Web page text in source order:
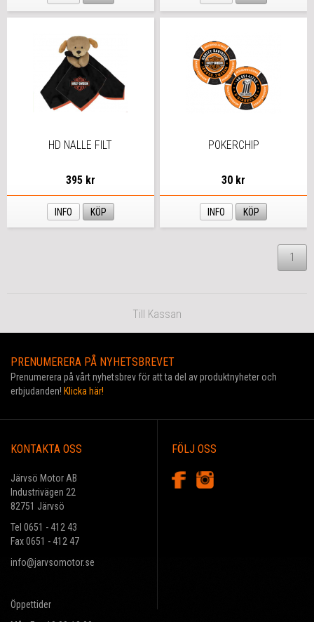
HD NALLE FILT
395 kr
INFO KÖP
POKERCHIP
30 kr
INFO KÖP
1
Till Kassan
PRENUMERERA PÅ NYHETSBREVET
Prenumerera på vårt nyhetsbrev för att ta del av produktnyheter och
erbjudanden! Klicka här!
KONTAKTA OSS
Järvsö Motor AB
Industrivägen 22
82751 Järvsö
Tel 0651 - 412 43
Fax 0651 - 412 47
info@jarvsomotor.se
Öppettider
FÖLJ OSS